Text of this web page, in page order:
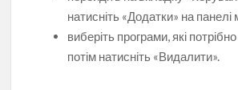
натисніть «Додатки» на
виберіть програми, які
потім натисніть «Видалити».